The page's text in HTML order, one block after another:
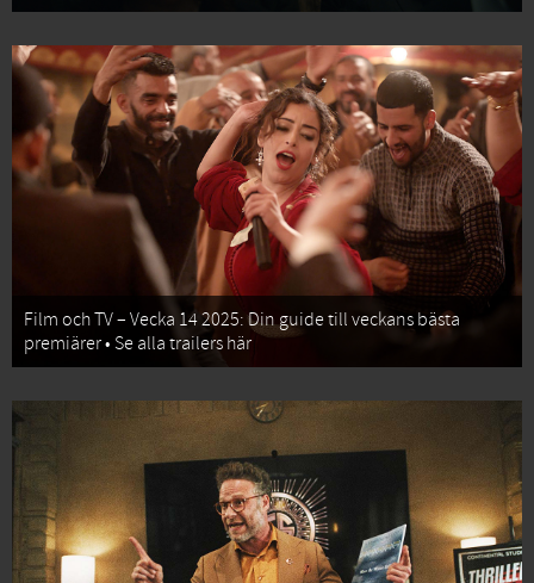
Film och TV – Vecka 14 2025: Din guide till veckans bästa
premiärer • Se alla trailers här